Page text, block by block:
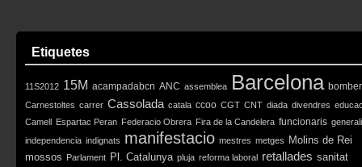
Etiquetes
11S2012 15M acampadabcn ANC assemblea Barcelona
Carnestoltes carrer Cassolada catala ccoo CGT CNT diada divendres
Camell
Espartac Peran Federacio Obrera Fira de la Candelera funcionaris
independencia indignats manifestacio mestres metges
Molins de Rei
mossos
Parlament Pl. Catalunya pluja reforma laboral retallades sanitat